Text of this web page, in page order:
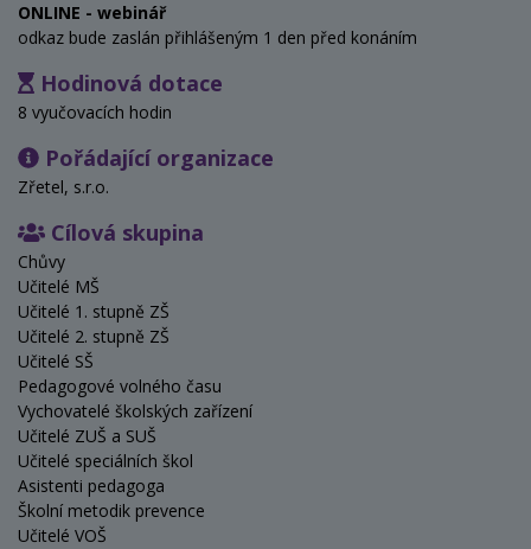
ONLINE - webinář
odkaz bude zaslán přihlášeným 1 den před konáním
Hodinová dotace
8 vyučovacích hodin
Pořádající organizace
Zřetel, s.r.o.
Cílová skupina
Chůvy
Učitelé MŠ
Učitelé 1. stupně ZŠ
Učitelé 2. stupně ZŠ
Učitelé SŠ
Pedagogové volného času
Vychovatelé školských zařízení
Učitelé ZUŠ a SUŠ
Učitelé speciálních škol
Asistenti pedagoga
Školní metodik prevence
Učitelé VOŠ